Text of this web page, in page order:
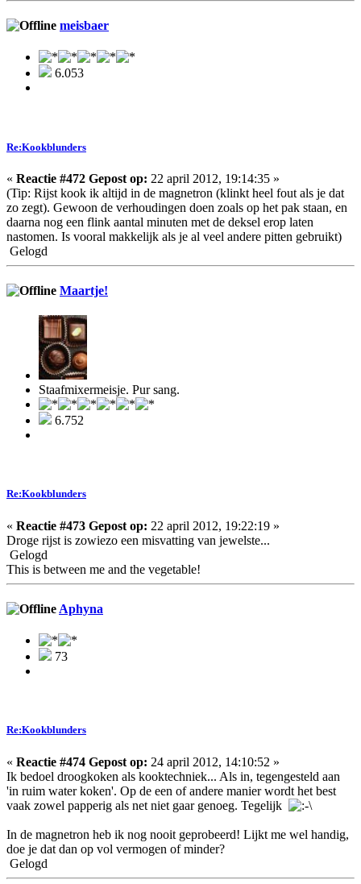
meisbaer
6.053
Re:Kookblunders
« Reactie #472 Gepost op: 22 april 2012, 19:14:35 »
(Tip: Rijst kook ik altijd in de magnetron (klinkt heel fout als je dat
zo zegt). Gewoon de verhoudingen doen zoals op het pak staan, en
daarna nog een flink aantal minuten met de deksel erop laten
nastomen. Is vooral makkelijk als je al veel andere pitten gebruikt)
Gelogd
Maartje!
Staafmixermeisje. Pur sang.
6.752
Re:Kookblunders
« Reactie #473 Gepost op: 22 april 2012, 19:22:19 »
Droge rijst is zowiezo een misvatting van jewelste...
Gelogd
This is between me and the vegetable!
Aphyna
73
Re:Kookblunders
« Reactie #474 Gepost op: 24 april 2012, 14:10:52 »
Ik bedoel droogkoken als kooktechniek... Als in, tegengesteld aan
'in ruim water koken'. Op de een of andere manier wordt het best
vaak zowel papperig als net niet gaar genoeg. Tegelijk
In de magnetron heb ik nog nooit geprobeerd! Lijkt me wel handig,
doe je dat dan op vol vermogen of minder?
Gelogd